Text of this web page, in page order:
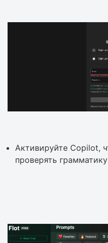
Активируйте Copilot,
проверять